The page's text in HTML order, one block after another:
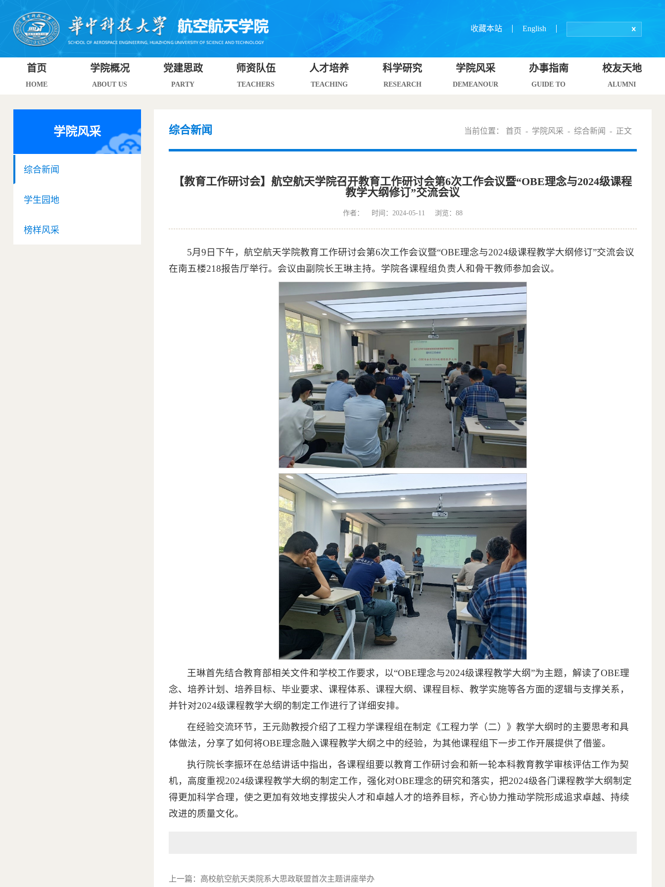
收藏本站 English
首页
HOME
学院概况
ABOUT US
党建思政
PARTY
师资队伍
TEACHERS
人才培养
TEACHING
科学研究
RESEARCH
学院风采
DEMEANOUR
办事指南
GUIDE TO
校友天地
ALUMNI
学院风采
综合新闻
学生园地
榜样风采
综合新闻 当前位置： 首页 - 学院风采 -综合新闻 - 正文
【教育工作研讨会】航空航天学院召开教育工作研讨会第6次工作会议暨“OBE理念与2024级课程
教学大纲修订”交流会议
作者： 时间：2024-05-11 浏览： 88
5月9日下午，航空航天学院教育工作研讨会第6次工作会议暨“OBE理念与2024级课程教学大纲修订”交流会议
在南五楼218报告厅举行。会议由副院长王琳主持。学院各课程组负责人和骨干教师参加会议。
王琳首先结合教育部相关文件和学校工作要求，以“OBE理念与2024级课程教学大纲”为主题，解读了OBE理
念、培养计划、培养目标、毕业要求、课程体系、课程大纲、课程目标、教学实施等各方面的逻辑与支撑关系，
并针对2024级课程教学大纲的制定工作进行了详细安排。
在经验交流环节，王元勋教授介绍了工程力学课程组在制定《工程力学（二）》教学大纲时的主要思考和具
体做法，分享了如何将OBE理念融入课程教学大纲之中的经验，为其他课程组下一步工作开展提供了借鉴。
执行院长李振环在总结讲话中指出，各课程组要以教育工作研讨会和新一轮本科教育教学审核评估工作为契
机，高度重视2024级课程教学大纲的制定工作，强化对OBE理念的研究和落实，把2024级各门课程教学大纲制定
得更加科学合理，使之更加有效地支撑拔尖人才和卓越人才的培养目标，齐心协力推动学院形成追求卓越、持续
改进的质量文化。
上一篇： 高校航空航天类院系大思政联盟首次主题讲座举办